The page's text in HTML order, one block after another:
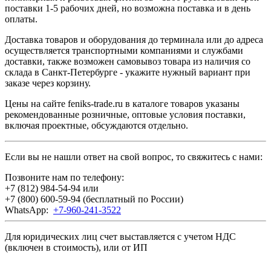
поставки 1-5 рабочих дней, но возможна поставка и в день
оплаты.
Доставка товаров и оборудования до терминала или до адреса
осуществляется транспортными компаниями и службами
доставки, также возможен самовывоз товара из наличия со
склада в Санкт-Петербурге - укажите нужный вариант при
заказе через корзину.
Цены на сайте feniks-trade.ru в каталоге товаров указаны
рекомендованные розничные, оптовые условия поставки,
включая проектные, обсуждаются отдельно.
Если вы не нашли ответ на свой вопрос, то свяжитесь с нами:
Позвоните нам по телефону:
+7 (812) 984-54-94 или
+7 (800) 600-59-94 (бесплатный по России)
WhatsApp: +7-960-241-3522
Для юридических лиц счет выставляется с учетом НДС
(включен в стоимость), или от ИП